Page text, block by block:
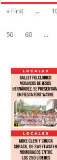
« First ...
50
60 ...